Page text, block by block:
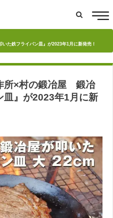
た鉄フライパン皿』が2023年1月に新発売！
所×村の鍛冶屋 鍛冶
皿』が2023年1月に新